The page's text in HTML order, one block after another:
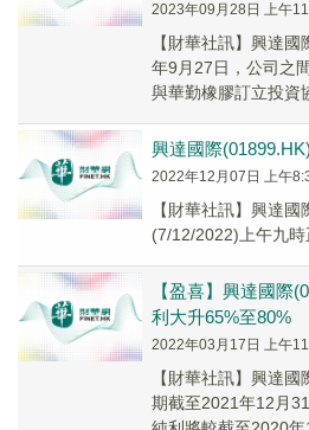
2023年09月28日 上午
【財華社訊】興達
年9月27日，公司之
與華勤橡膠訂立投資
興達國際
2022年12月07日 上午
【財華社訊】興達
(7/12/2022)上午九時
【盈喜】興達國際
利大升65%至80%
2022年03月17日 上午
【財華社訊】興達
期截至2021年12月